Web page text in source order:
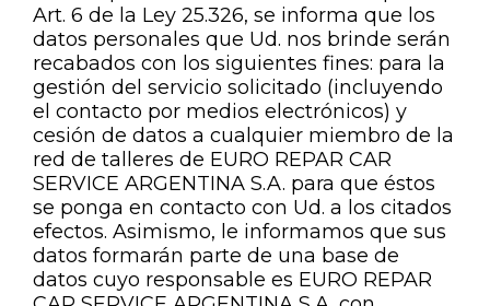
Art. 6 de la Ley 25.326, se informa que los
datos personales que Ud. nos brinde serán
recabados con los siguientes fines: para la
gestión del servicio solicitado (incluyendo
el contacto por medios electrónicos) y
cesión de datos a cualquier miembro de la
red de talleres de EURO REPAR CAR
SERVICE ARGENTINA S.A. para que éstos
se ponga en contacto con Ud. a los citados
efectos. Asimismo, le informamos que sus
datos formarán parte de una base de
datos cuyo responsable es EURO REPAR